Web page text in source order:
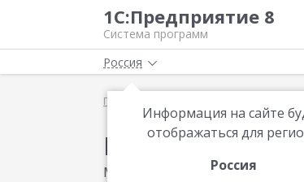
1С:Предприятие 8
Система программ
Россия
Информация на сайте
отображаться для
Россия
Главная
Материалы по
Материалы по повышению